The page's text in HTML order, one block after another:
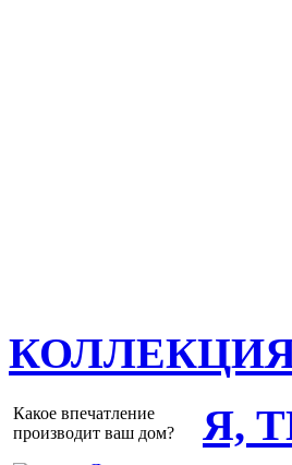
Какое впечатление
производит ваш дом?
Я,